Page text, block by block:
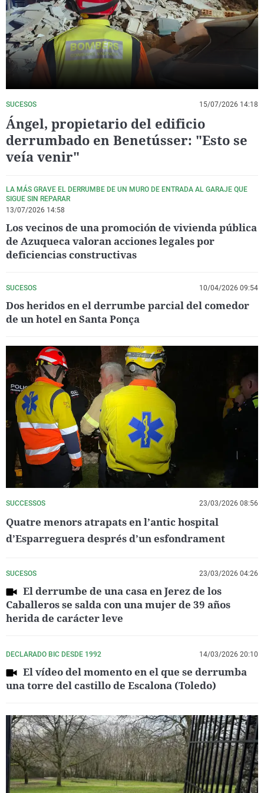
La rosa de los vientos
Gente viajera
Como el perro y el
Caso
Retornados
Equipo de
Operación Viuda
Extremadura
Galicia
La Rioja
País Vasco
Virales
Televisión
Elecciones
SUCESOS 15/07/2026 14:18
Ángel, propietario del edificio
derrumbado en Benetússer: "Esto se
veía venir"
LA MÁS GRAVE EL DERRUMBE DE UN MURO DE ENTRADA AL GARAJE QUE
SIGUE SIN REPARAR
13/07/2026 14:58
Los vecinos de una promoción de vivienda pública
de Azuqueca valoran acciones legales por
deficiencias constructivas
SUCESOS 10/04/2026 09:54
Dos heridos en el derrumbe parcial del comedor
de un hotel en Santa Ponça
SUCCESSOS 23/03/2026 08:56
Quatre menors atrapats en l’antic hospital
d’Esparreguera després d’un esfondrament
SUCESOS 23/03/2026 04:26
El derrumbe de una casa en Jerez de los
Caballeros se salda con una mujer de 39 años
herida de carácter leve
DECLARADO BIC DESDE 1992 14/03/2026 20:10
El vídeo del momento en el que se derrumba
una torre del castillo de Escalona (Toledo)